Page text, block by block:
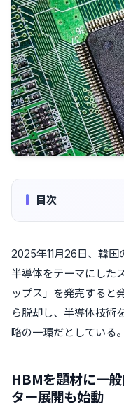
目次
2025年11月26日、韓
半導体をテーマにした
ップス」を発売すると
ら脱却し、半導体技術
略の一環だとしている。
HBMを題材に一
ター展開も始動